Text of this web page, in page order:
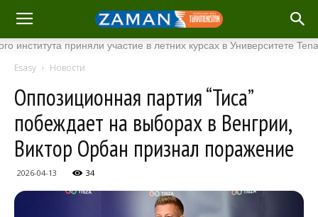
приняли участие в летних курсах в Университете Tenaga
Esasy Новости
Оппозиционная партия “Тиса”
побеждает на выборах в Венгрии,
Виктор Орбан признал поражение
2026-04-13 34